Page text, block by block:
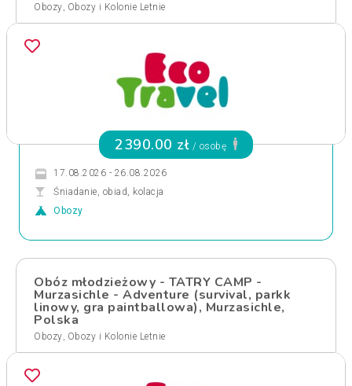
Obozy, Obozy i Kolonie Letnie
2390.00 zł / osobę
17.08.2026 - 26.08.2026
Śniadanie, obiad, kolacja
Obozy
Obóz młodzieżowy - TATRY CAMP -
Murzasichle - Adventure (survival, parkk
linowy, gra paintballowa), Murzasichle,
Polska
Obozy, Obozy i Kolonie Letnie